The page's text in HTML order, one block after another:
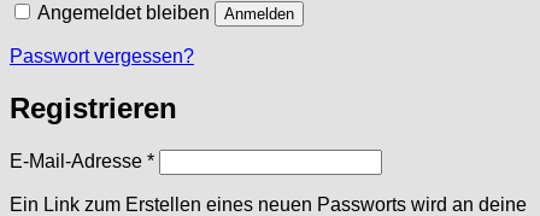
Angemeldet bleiben Anmelden
Passwort vergessen?
Registrieren
E-Mail-Adresse *Erforderlich
Ein Link zum Erstellen eines neuen Passworts wird an deine